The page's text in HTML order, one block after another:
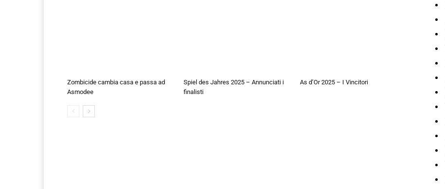
Zombicide cambia casa e passa ad
Asmodee
Spiel des Jahres 2025 – Annunciati i
finalisti
As d’Or 2025 – I Vincitori